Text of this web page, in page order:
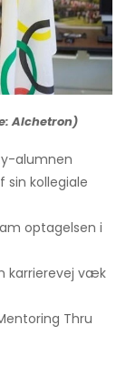
Alchetron)
alumnen
kollegiale
optagelsen i
karrierevej væk
Thru